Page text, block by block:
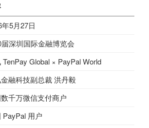
5月27日
深圳国际金融博览会
TenPay Global × PayPal World
融科技副总裁 洪丹毅
千万微信支付商户
PayPal 用户